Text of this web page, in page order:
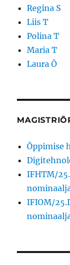
Regina S
Liis T
Polina T
Maria T
Laura Õ
Õppimise
IFHTM/
IFIOM/